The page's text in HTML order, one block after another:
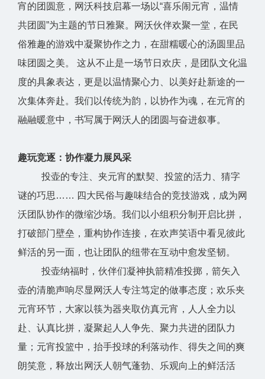
宵的团圆意，网沃科技启幕一场以“喜乐闹元宵，温情
共团圆”为主题的节日雅聚。网沃伙伴欢聚一堂，在民
俗雅趣的游戏中凝聚协作之力，在甜糯暖心的汤圆里品
味团圆之美。 这从不止是一场节日欢庆，是团队文化温
度的具象表达，更是以温情聚心力、以美好赴新途的一
次集体奔赴。我们以传统为韵，以协作为魂，在元宵的
融融暖意中，书写属于网沃人的团圆与奋进叙事。
趣玩竞逐：协作凝力展风采
投壶的专注、夹元宵的默契、投篮的活力、猜字
谜的巧思…… 四大民俗与趣味结合的竞技游戏，成为网
沃团队协作的微缩沙场。我们以小组积分制开启比拼，
打破部门壁垒，重构协作连接，在欢声笑语中看见彼此
鲜活的另一面，也让团队的纽带在互动中愈发坚韧。
投壶纳福时，伙伴们凝神执箭精准投掷，箭矢入
壶的清脆声响尽显网沃人专注笃定的做事态度；欢乐夹
元宵环节，大家以筷为器夹取仿真元宵，人人全力以
赴、认真比拼，凝聚起人人争先、聚力共进的团队力
量；元宵投篮中，抬手投球的利落动作、得失之间的爽
朗笑意，释放出网沃人朝气蓬勃、乐观向上的鲜活活